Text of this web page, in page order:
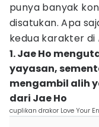
punya banyak
disatukan. Apa
kedua karakter di
1. Jae Ho
yayasan,
mengambil alih
dari Jae Ho
cuplikan drakor Love Your